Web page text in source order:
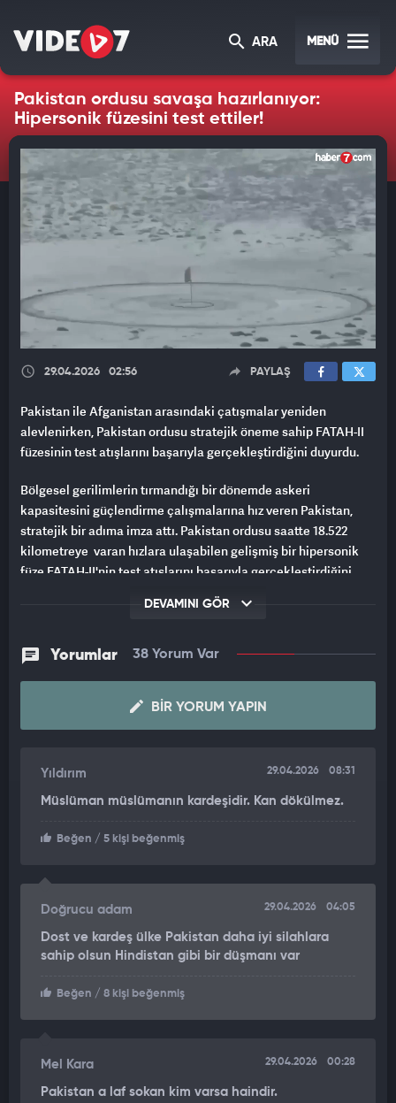
ARA MENÜ
Pakistan ordusu savaşa hazırlanıyor:
Hipersonik füzesini test ettiler!
29.04.2026 02:56 PAYLAŞ
Pakistan ile Afganistan arasındaki çatışmalar yeniden
alevlenirken, Pakistan ordusu stratejik öneme sahip FATAH-II
füzesinin test atışlarını başarıyla gerçekleştirdiğini duyurdu.
Bölgesel gerilimlerin tırmandığı bir dönemde askeri
kapasitesini güçlendirme çalışmalarına hız veren Pakistan,
stratejik bir adıma imza attı. Pakistan ordusu saatte 18.522
kilometreye varan hızlara ulaşabilen gelişmiş bir hipersonik
füze FATAH-II'nin test atışlarını başarıyla gerçekleştirdiğini
kararlılıkla süreceğini vurgulayan askeri yetkililer, "Pakistan
ordusu, yüksek hassasiyete sahip FATAH-II füzesinin test
güvenliğimizin teminatı açısından kritik bir dönüm noktasıdır."
dedi.
DEVAMINI GÖR
Yorumlar 38 Yorum Var
BIR YORUM YAPIN
Yıldırım 29.04.2026 08:31
Müslüman müslümanın kardeşidir. Kan dökülmez.
Beğen / 5 kişi beğenmiş
Doğrucu adam 29.04.2026 04:05
Dost ve kardeş ülke Pakistan daha iyi silahlara
sahip olsun Hindistan gibi bir düşmanı var
Beğen / 8 kişi beğenmiş
Mel Kara 29.04.2026 00:28
Pakistan a laf sokan kim varsa haindir.